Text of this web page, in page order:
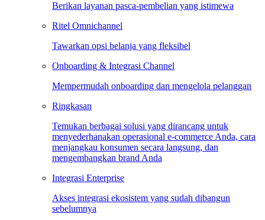
Berikan layanan pasca-pembelian yang istimewa
Ritel Omnichannel
Tawarkan opsi belanja yang fleksibel
Onboarding & Integrasi Channel
Mempermudah onboarding dan mengelola pelanggan
Ringkasan
Temukan berbagai solusi yang dirancang untuk
menyederhanakan operasional e-commerce Anda, cara
menjangkau konsumen secara langsung, dan
mengembangkan brand Anda
Integrasi Enterprise
Akses integrasi ekosistem yang sudah dibangun
sebelumnya